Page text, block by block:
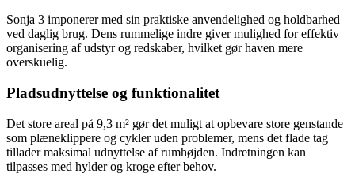
Sonja 3 imponerer med sin praktiske anvendelighed og holdbarhed
ved daglig brug. Dens rummelige indre giver mulighed for effektiv
organisering af udstyr og redskaber, hvilket gør haven mere
overskuelig.
Pladsudnyttelse og funktionalitet
Det store areal på 9,3 m² gør det muligt at opbevare store genstande
som plæneklippere og cykler uden problemer, mens det flade tag
tillader maksimal udnyttelse af rumhøjden. Indretningen kan
tilpasses med hylder og kroge efter behov.